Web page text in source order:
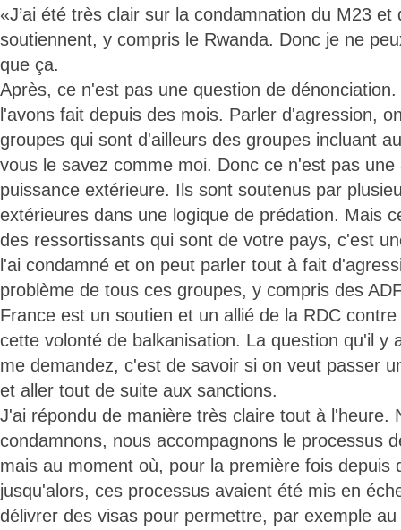
«J’ai été très clair sur la condamnation du M23 et
soutiennent, y compris le Rwanda. Donc je ne
que ça.
Après, ce n'est pas une question de
l'avons fait depuis des mois. Parler d'agression,
groupes qui sont d'ailleurs des groupes incluant
vous le savez comme moi. Donc ce n'est pas une
puissance extérieure. Ils sont soutenus par
extérieures dans une logique de prédation. Mais
des ressortissants qui sont de votre pays, c'est
l'ai condamné et on peut parler tout à fait
problème de tous ces groupes, y compris des
France est un soutien et un allié de la RDC
cette volonté de balkanisation. La question qu'il y
me demandez, c'est de savoir si on veut passer
et aller tout de suite aux sanctions.
J'ai répondu de manière très claire tout à l'heure.
condamnons, nous accompagnons le processus
mais au moment où, pour la première fois depuis
jusqu'alors, ces processus avaient été mis en
délivrer des visas pour permettre, par exemple